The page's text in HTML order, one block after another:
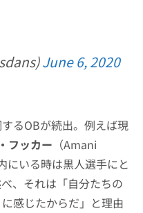
June 6, 2020
るOBが続出。例えば現
フッカー （Amani
にいる時は黒人選手にと
、それは「自分たちの
感じたからだ」と理由